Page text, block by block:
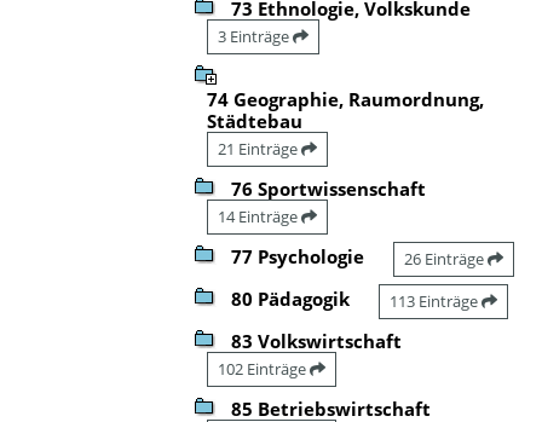
73 Ethnologie, Volkskunde
3 Einträge
74 Geographie, Raumordnung,
Städtebau
21 Einträge
76 Sportwissenschaft
14 Einträge
77 Psychologie 26 Einträge
80 Pädagogik 113 Einträge
83 Volkswirtschaft
102 Einträge
85 Betriebswirtschaft